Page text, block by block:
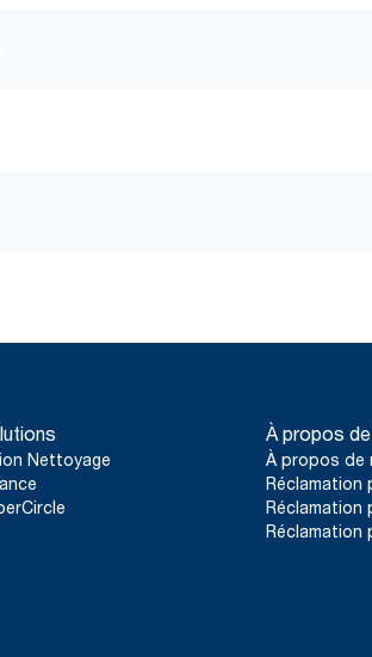
Nettoyage
À propos
À propos de
Réclamation
Réclamation
Réclamation